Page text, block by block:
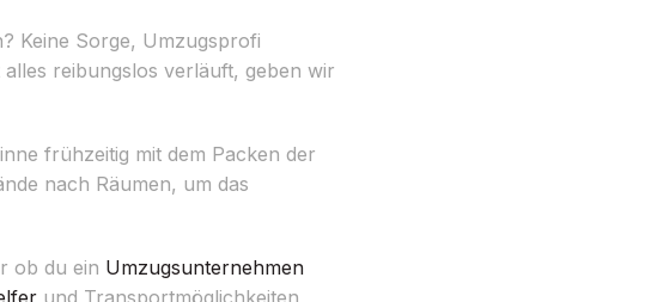
Keine Sorge, Umzugsprofi
reibungslos verläuft, geben wir
frühzeitig mit dem Packen der
nach Räumen, um das
ob du ein Umzugsunternehmen
und Transportmöglichkeiten,